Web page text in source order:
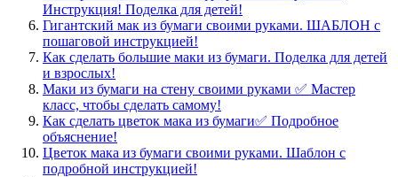
Инструкция! Поделка для детей!
Гигантский мак из бумаги своими руками. ШАБЛОН с
пошаговой инструкцией!
Как сделать большие маки из бумаги. Поделка для детей
и взрослых!
Маки из бумаги на стену своими руками ✅ Мастер
класс, чтобы сделать самому!
Как сделать цветок мака из бумаги✅ Подробное
объяснение!
Цветок мака из бумаги своими руками. Шаблон с
подробной инструкцией!